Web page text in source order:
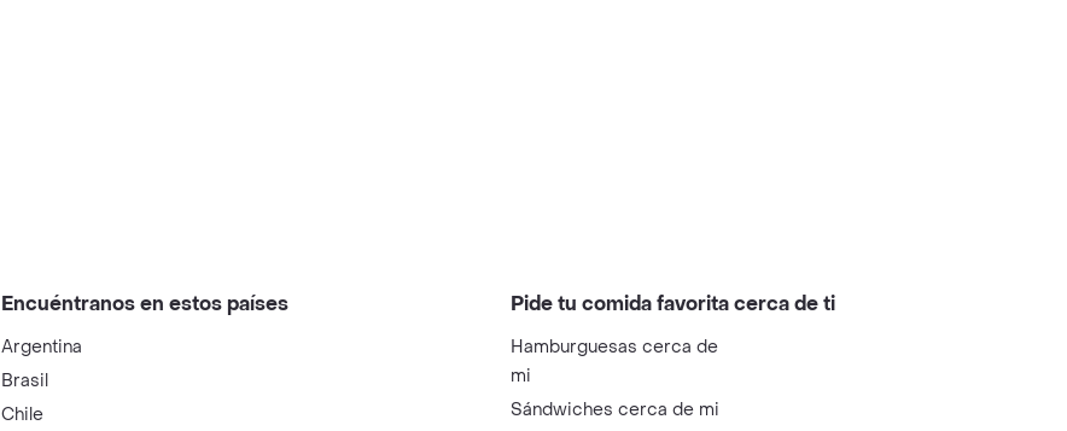
Encuéntranos en estos países
Argentina
Brasil
Chile
Pide tu comida favorita cerca de ti
Hamburguesas cerca de
mi
Sándwiches cerca de mi